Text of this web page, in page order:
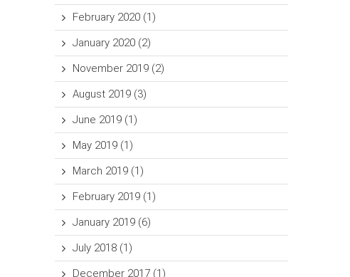
February 2020 (1)
January 2020 (2)
November 2019 (2)
August 2019 (3)
June 2019 (1)
May 2019 (1)
March 2019 (1)
February 2019 (1)
January 2019 (6)
July 2018 (1)
December 2017 (1)